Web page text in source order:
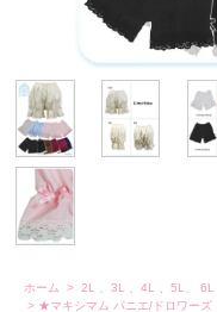
ホーム > 2L 、3L 、4L 、5L、 6L
> ★マキシマム パニエ/ドロワーズ